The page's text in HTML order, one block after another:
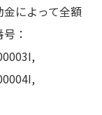
によって全額
：